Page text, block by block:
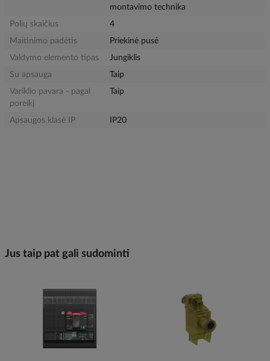
montavimo technika
Polių skaičius
4
Maitinimo padėtis
Priekinė pusė
Valdymo elemento tipas
Jungiklis
Su apsauga
Taip
Variklio pavara - pagal
poreikį
Taip
Apsaugos klasė IP IP20
Jus taip pat gali sudominti